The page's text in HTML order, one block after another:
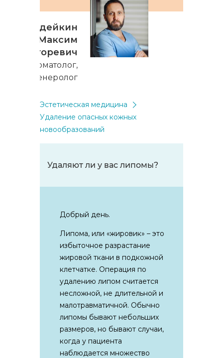
Гордейкин
Максим
Игоревич
Дерматолог,
Эстетическая медицина
Удаление опасных кожных
новообразований
Удаляют ли у вас липомы?
Добрый день.
Липома, или «жировик» – это
избыточное разрастание
жировой ткани в подкожной
клетчатке. Операция по
удалению липом считается
несложной, не длительной и
малотравматичной. Обычно
липомы бывают небольших
размеров, но бывают случаи,
когда у пациента
наблюдается множество